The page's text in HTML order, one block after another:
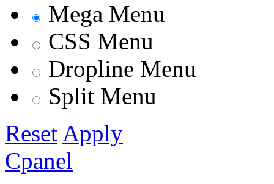
Mega Menu
CSS Menu
Dropline Menu
Split Menu
Reset Apply
Cpanel